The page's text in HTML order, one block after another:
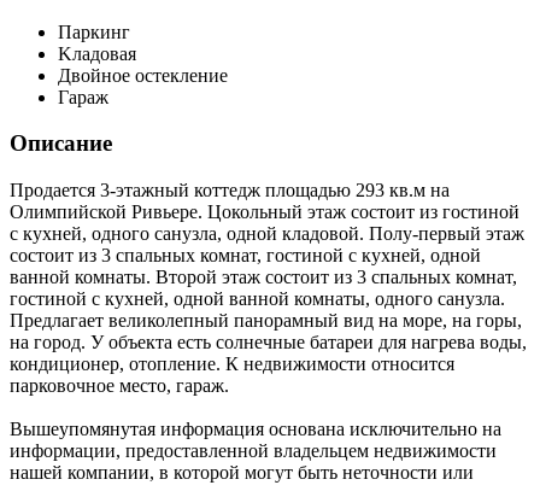
Паркинг
Kладовая
Двойное остекление
Гараж
Описание
Продается 3-этажный коттедж площадью 293 кв.м на
Олимпийской Ривьере. Цокольный этаж состоит из гостиной
с кухней, одного санузла, одной кладовой. Полу-первый этаж
состоит из 3 спальных комнат, гостиной с кухней, одной
ванной комнаты. Второй этаж состоит из 3 спальных комнат,
гостиной с кухней, одной ванной комнаты, одного санузла.
Предлагает великолепный панорамный вид на море, на горы,
на город. У объекта есть солнечные батареи для нагрева воды,
кондиционер, отопление. К недвижимости относится
парковочное место, гараж.
Вышеупомянутая информация основана исключительно на
информации, предоставленной владельцем недвижимости
нашей компании, в которой могут быть неточности или